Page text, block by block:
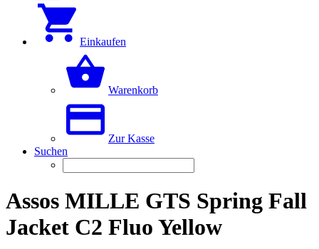
Einkaufen
Warenkorb
Zur Kasse
Suchen
Assos MILLE GTS Spring Fall
Jacket C2 Fluo Yellow